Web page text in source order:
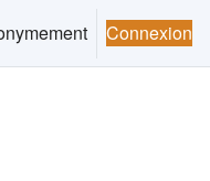
Connexion